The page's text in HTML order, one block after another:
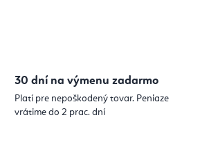
30 dní na výmenu zadarmo
Platí pre nepoškodený tovar. Peniaze
vrátime do 2 prac. dní